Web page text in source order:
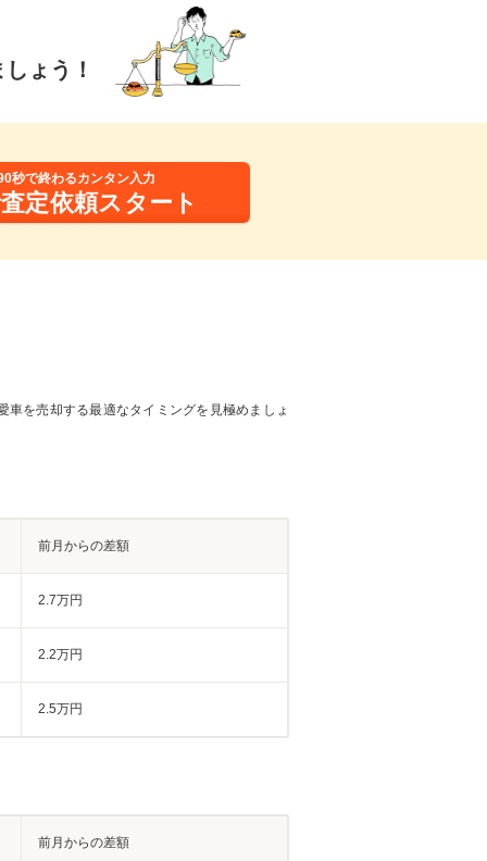
しょう！
秒で終わるカンタン入力
定依頼スタート
を売却する最適なタイミングを見極めましょ
前月からの差額
2.7万円
2.2万円
2.5万円
前月からの差額